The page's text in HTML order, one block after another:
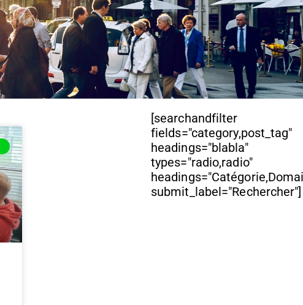
[searchandfilter
fields="category,post_tag"
headings="blabla"
types="radio,radio"
submit_label="Rechercher"]